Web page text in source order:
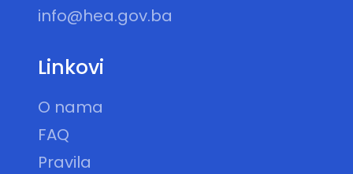
info@hea.gov.ba
Linkovi
O nama
FAQ
Pravila